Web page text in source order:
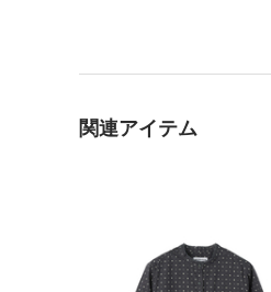
関連アイテム